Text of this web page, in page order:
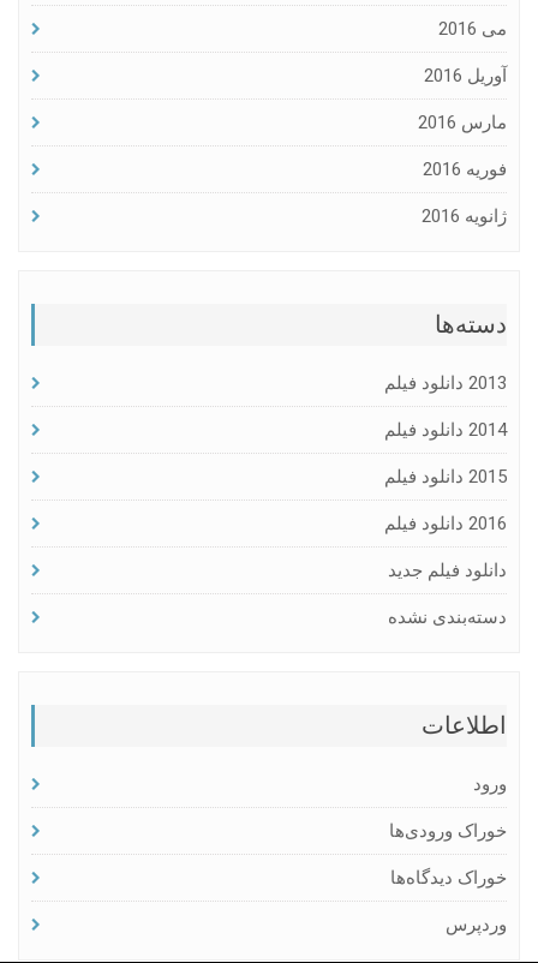
می 2016
آوریل 2016
مارس 2016
فوریه 2016
ژانویه 2016
دسته‌ها
2013 دانلود فیلم
2014 دانلود فیلم
2015 دانلود فیلم
2016 دانلود فیلم
دانلود فیلم جدید
دسته‌بندی نشده
اطلاعات
ورود
خوراک ورودی‌ها
خوراک دیدگاه‌ها
وردپرس